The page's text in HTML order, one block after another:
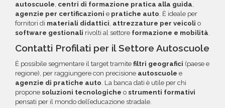
questa opzione.
autoscuole, centri di formazione pratica alla guida,
agenzie per certificazioni e pratiche auto. È ideale per
fornitori di materiali didattici, attrezzature per veicoli o
software gestionali rivolti al settore formazione e mobilità.
Contatti Profilati per il Settore Autoscuole
È possibile segmentare il target tramite filtri geografici (paese e
regione), per raggiungere con precisione autoscuole e
agenzie di pratiche auto . La banca dati è utile per chi
propone soluzioni tecnologiche o strumenti formativi
pensati per il mondo dell’educazione stradale.